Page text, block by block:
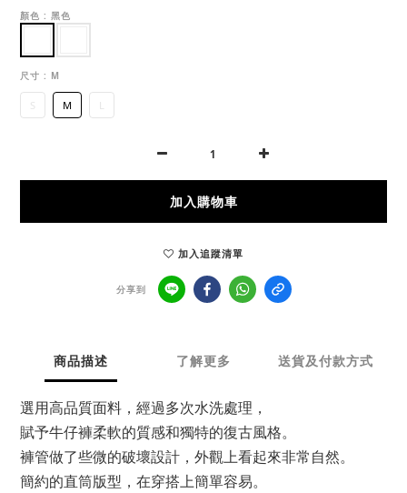
顏色 : 黑色
尺寸 : M
S M L
加入購物車
加入追蹤清單
分享到
商品描述 了解更多 送貨及付款方式
選用高品質面料，經過多次水洗處理，
賦予牛仔褲柔軟的質感和獨特的復古風格。
褲管做了些微的破壞設計，外觀上看起來非常自然。
簡約的直筒版型，在穿搭上簡單容易。